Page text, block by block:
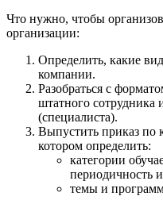
Что нужно, чтобы
организации:
Определить, какие
компании.
Разобраться с
штатного сотрудника
(специалиста).
Выпустить приказ по
котором определить:
категории
периодичность
темы и